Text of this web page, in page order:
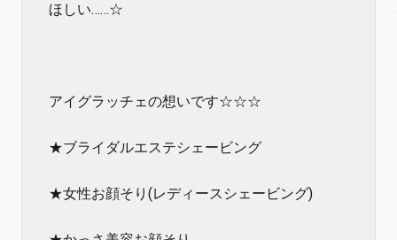
ほしい……☆
アイグラッチェの想いです☆☆☆
★ブライダルエステシェービング
★女性お顔そり(レディースシェービング)